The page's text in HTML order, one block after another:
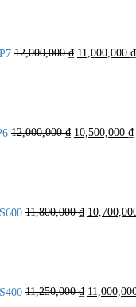
12,000,000₫ là:
11,000,000 ₫
12,000,000₫ là:
10,500,000 ₫
11,800,000₫ là:
11,250,000₫ là: